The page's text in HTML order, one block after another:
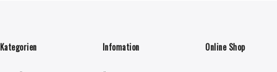
Kategorien Infomation Online Shop